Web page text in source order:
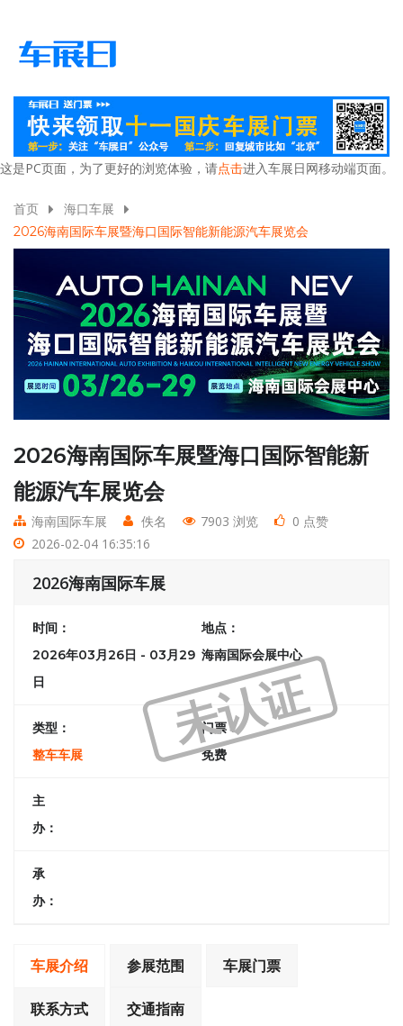
这是PC页面，为了更好的浏览体验，请点击进入车展日网移动端页面。
首页
海口车展
2026海南国际车展暨海口国际智能新能源汽车展览会
2026海南国际车展暨海口国际智能新
能源汽车展览会
海南国际车展 佚名 7903 浏览
0 点赞
2026-02-04 16:35:16
2026海南国际车展
未认证
时间：
2026年03月26日 - 03月29
日
地点：
海南国际会展中心
类型：
整车车展
门票：
免费
主
办：
承
办：
车展介绍 参展范围 车展门票
联系方式 交通指南